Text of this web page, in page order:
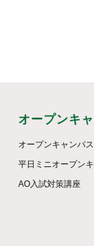
オープンキ
オープンキャンパス
平日ミニオープン
AO入試対策講座